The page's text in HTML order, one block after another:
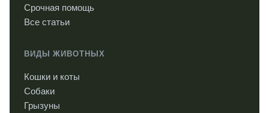
Срочная помощь
Все статьи
ВИДЫ ЖИВОТНЫХ
Кошки и коты
Собаки
Грызуны